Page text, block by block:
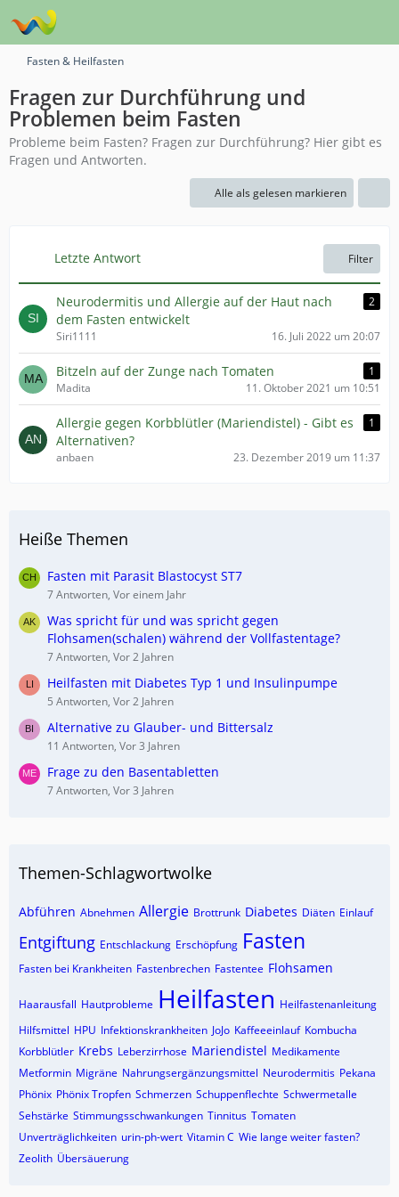
Fasten & Heilfasten
Fragen zur Durchführung und
Problemen beim Fasten
Probleme beim Fasten? Fragen zur Durchführung? Hier gibt es
Fragen und Antworten.
Alle als gelesen markieren
Letzte Antwort Filter
Neurodermitis und Allergie auf der Haut nach
dem Fasten entwickelt
2
Siri1111 16. Juli 2022 um 20:07
Bitzeln auf der Zunge nach Tomaten
1
Madita
11. Oktober 2021 um 10:51
Allergie gegen Korbblütler (Mariendistel) - Gibt es
Alternativen?
1
anbaen 23. Dezember 2019 um 11:37
Heiße Themen
Fasten mit Parasit Blastocyst ST7
7 Antworten, Vor einem Jahr
Was spricht für und was spricht gegen
Flohsamen(schalen) während der Vollfastentage?
7 Antworten, Vor 2 Jahren
Heilfasten mit Diabetes Typ 1 und Insulinpumpe
5 Antworten, Vor 2 Jahren
Alternative zu Glauber- und Bittersalz
11 Antworten, Vor 3 Jahren
Frage zu den Basentabletten
7 Antworten, Vor 3 Jahren
Themen-Schlagwortwolke
Abführen Abnehmen Allergie Brottrunk Diabetes Diäten Einlauf
Entgiftung Entschlackung Erschöpfung Fasten
Fasten bei Krankheiten Fastenbrechen Fastentee Flohsamen
Haarausfall Hautprobleme Heilfasten Heilfastenanleitung
Hilfsmittel HPU Infektionskrankheiten JoJo Kaffeeeinlauf Kombucha
Korbblütler Krebs Leberzirrhose Mariendistel Medikamente
Metformin Migräne Nahrungsergänzungsmittel Neurodermitis Pekana
Phönix Phönix Tropfen Schmerzen Schuppenflechte Schwermetalle
Sehstärke Stimmungsschwankungen Tinnitus Tomaten
Unverträglichkeiten urin-ph-wert Vitamin C Wie lange weiter fasten?
Zeolith Übersäuerung